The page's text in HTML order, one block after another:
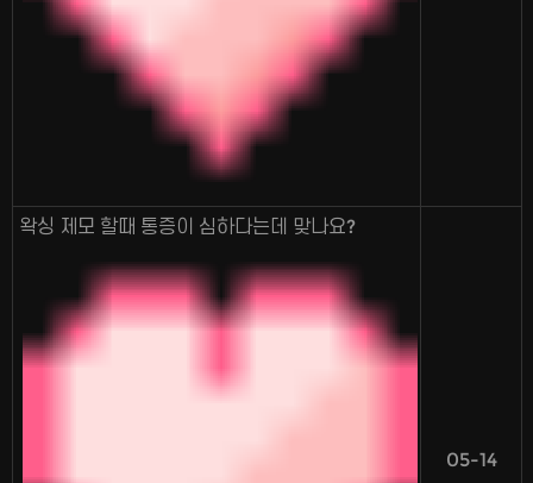
왁싱 제모 할때 통증이 심하다는데 맞나요?
05-14